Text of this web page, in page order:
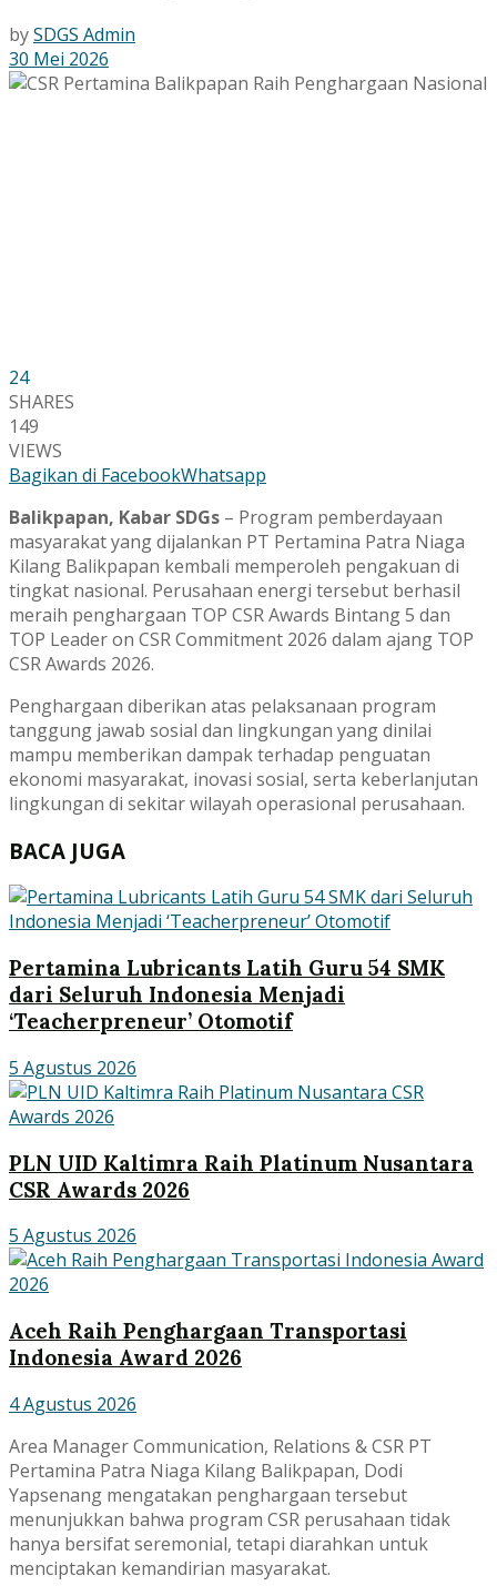
bySDGS Admin
30 Mei 2026
24
SHARES
149
VIEWS
Bagikan di FacebookWhatsapp
Balikpapan, Kabar SDGs – Program pemberdayaan
masyarakat yang dijalankan PT Pertamina Patra Niaga
Kilang Balikpapan kembali memperoleh pengakuan di
tingkat nasional. Perusahaan energi tersebut berhasil
meraih penghargaan TOP CSR Awards Bintang 5 dan
TOP Leader on CSR Commitment 2026 dalam ajang TOP
CSR Awards 2026.
Penghargaan diberikan atas pelaksanaan program
tanggung jawab sosial dan lingkungan yang dinilai
mampu memberikan dampak terhadap penguatan
ekonomi masyarakat, inovasi sosial, serta keberlanjutan
lingkungan di sekitar wilayah operasional perusahaan.
BACA JUGA
Pertamina Lubricants Latih Guru 54 SMK
dari Seluruh Indonesia Menjadi
‘Teacherpreneur’ Otomotif
5 Agustus 2026
PLN UID Kaltimra Raih Platinum Nusantara
CSR Awards 2026
5 Agustus 2026
Aceh Raih Penghargaan Transportasi
Indonesia Award 2026
4 Agustus 2026
Area Manager Communication, Relations & CSR PT
Pertamina Patra Niaga Kilang Balikpapan, Dodi
Yapsenang mengatakan penghargaan tersebut
menunjukkan bahwa program CSR perusahaan tidak
hanya bersifat seremonial, tetapi diarahkan untuk
menciptakan kemandirian masyarakat.